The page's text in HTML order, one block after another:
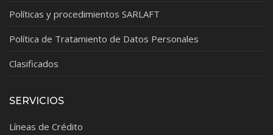
Políticas y procedimientos SARLAFT
Política de Tratamiento de Datos Personales
Clasificados
SERVICIOS
Líneas de Crédito